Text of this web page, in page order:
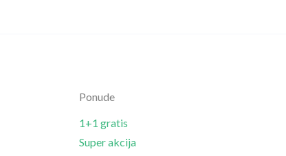
Ponude
1+1 gratis
Super akcija